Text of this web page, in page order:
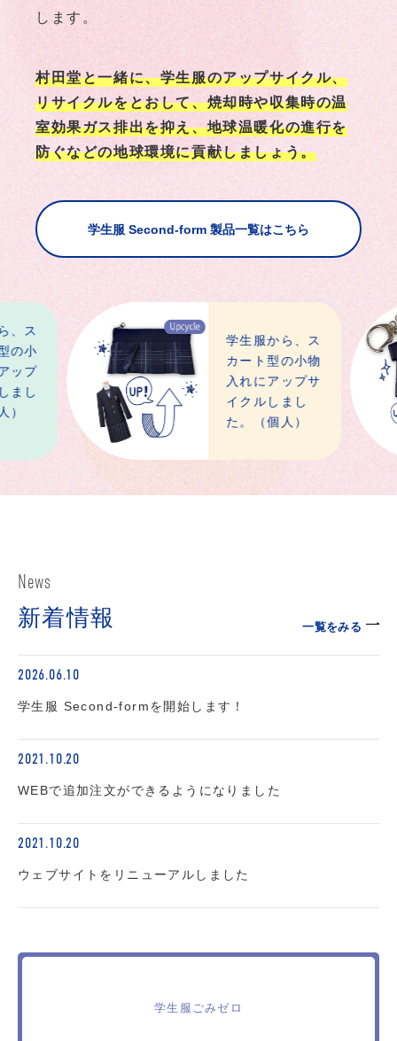
します。
村田堂と一緒に、学生服のアップサイクル、
リサイクルをとおして、焼却時や収集時の温
室効果ガス排出を抑え、地球温暖化の進行を
防ぐなどの地球環境に貢献しましょう。
学生服 Second-form 製品一覧はこちら
学生服から、ス
カート型の小物
入れにアップサ
イクルしまし
た。（個人）
News
新着情報 一覧をみる
2026.06.10
学生服 Second-formを開始します！
2021.10.20
WEBで追加注文ができるようになりました
2021.10.20
ウェブサイトをリニューアルしました
学生服ごみゼロ